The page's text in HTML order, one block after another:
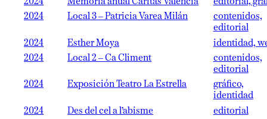
2024
Local 3 – Patricia Varea Milán
contenidos,
editorial
2024
Esther Moya
identidad,
2024
Local 2 – Ca Climent
contenidos,
editorial
2024
Exposición Teatro La Estrella
gráfico,
identidad
2024
Des del cel a l’abisme
editorial